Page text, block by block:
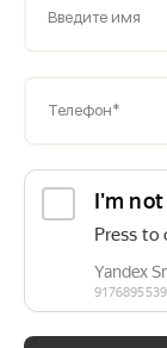
Введите имя
Телефон*